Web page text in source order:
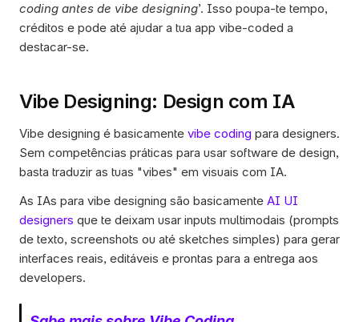
coding antes de vibe designing’. Isso poupa-te tempo,
créditos e pode até ajudar a tua app vibe-coded a
destacar-se.
Vibe Designing: Design com IA
Vibe designing é basicamente vibe coding para designers.
Sem competências práticas para usar software de design,
basta traduzir as tuas "vibes" em visuais com IA.
As IAs para vibe designing são basicamente AI UI
designers que te deixam usar inputs multimodais (prompts
de texto, screenshots ou até sketches simples) para gerar
interfaces reais, editáveis e prontas para a entrega aos
developers.